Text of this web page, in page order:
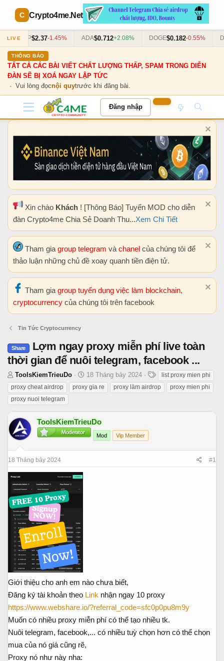
Crypto4me.Net
LIVE
XRP $2.37-1.45% ADA$0.712+2.08% DOGE$0.182-0.55%
THÔNG BÁO
TẤT CẢ CÁC BÀI VIẾT CHẤT LƯỢNG THẤP, SPAM TRONG DIỄN
ĐÀN SẼ BỊ XOÁ NGAY LẬP TỨC
· Vui lòng đọcnội quytrước khi đăng bài.
Đăng nhập
Xin chào Khách ! [Thông Báo] Tuyển MOD cho diễn
đàn Crypto4me Chia Sẻ Doanh Thu...Xem Chi Tiết
Tham gia group telegram và chanel của chúng tôi để
thảo luận những chủ đề xoay quanh tiền điện tử.
Tham gia group tuyển dụng việc làm blockchain,
cryptocurrency của chúng tôi trên facebook
Tin Tức Cryptocurrency
Share
Lợm ngay proxy miễn phí live toàn
thời gian để nuôi telegram, facebook ...
T
h
r
e
d
s
t
e
r
ToolsKiemTrieuDo
N
g
à
ắ
t
18 Tháng bảy 2024
h
ẻ
list proxy mien phi
proxy cheat airdrop
proxy gia re proxy làm airdrop
proxy mien phi
proxy nuoi telegram
ToolsKiemTrieuDo
Mod Vip Member
18 Tháng bảy 2024 #1
Giới thiệu cho anh em nào chưa biết,
Đăng ký tài khoản theo Link nhận ngay 10 proxy
https://www.webshare.io/?referral_code=sfc0p0pu8m9y
Muốn có nhiều proxy miễn phí có thể tạo nhiều tk.
Nuôi telegram, facebook,... có nhiều tuỳ chọn hơn có thể chọn
mua của nó giá cũng rẽ,
Proxy nó như này nha: